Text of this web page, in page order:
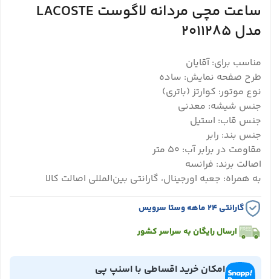
ساعت مچی مردانه لاگوست LACOSTE
مدل 2011285
مناسب برای: آقایان
طرح صفحه نمایش: ساده
نوع موتور: کوارتز (باتری)
جنس شیشه: معدنی
جنس قاب: استیل
جنس بند: رابر
مقاومت در برابر آب: 50 متر
اصالت برند: فرانسه
به همراه: جعبه اورجینال، گارانتی بین‌المللی اصالت کالا
گارانتی ۲۴ ماهه وستا سرویس
ارسال رایگان به سراسر کشور
امکان خرید اقساطی با اسنپ پی